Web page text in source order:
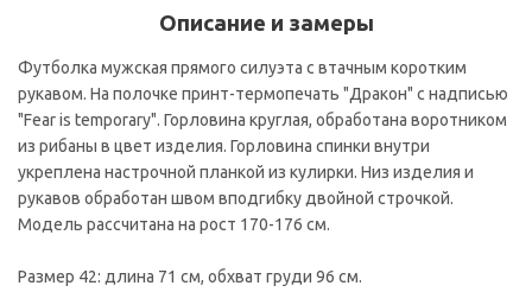
Описание и замеры
Футболка мужская прямого силуэта с втачным коротким
рукавом. На полочке принт-термопечать "Дракон" с надписью
"Fear is temporary". Горловина круглая, обработана воротником
из рибаны в цвет изделия. Горловина спинки внутри
укреплена настрочной планкой из кулирки. Низ изделия и
рукавов обработан швом вподгибку двойной строчкой.
Модель рассчитана на рост 170-176 см.
Размер 42: длина 71 см, обхват груди 96 см.